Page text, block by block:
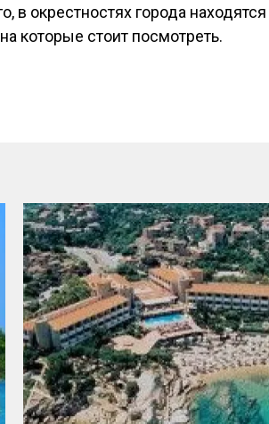
в окрестностях города
которые стоит посмотреть.